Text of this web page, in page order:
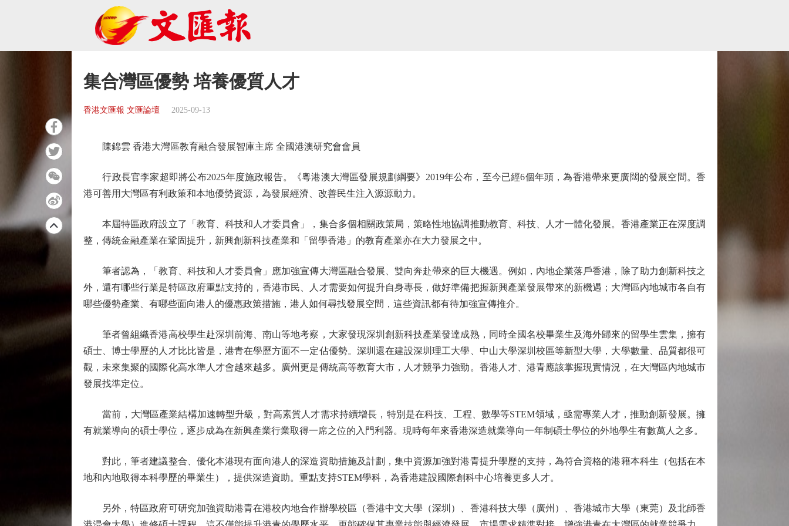
集合灣區優勢 培養優質人才
香港文匯報 文匯論壇 2025-09-13
陳錦雲 香港大灣區教育融合發展智庫主席 全國港澳研究會會員
行政長官李家超即將公布2025年度施政報告。《粵港澳大灣區發展規劃綱要》2019年公布，至今已經6個年頭，為香港帶來更廣闊的發展空間。香
港可善用大灣區有利政策和本地優勢資源，為發展經濟、改善民生注入源源動力。
本屆特區政府設立了「教育、科技和人才委員會」，集合多個相關政策局，策略性地協調推動教育、科技、人才一體化發展。香港產業正在深度調
整，傳統金融產業在鞏固提升，新興創新科技產業和「留學香港」的教育產業亦在大力發展之中。
筆者認為，「教育、科技和人才委員會」應加強宣傳大灣區融合發展、雙向奔赴帶來的巨大機遇。例如，內地企業落戶香港，除了助力創新科技之
外，還有哪些行業是特區政府重點支持的，香港市民、人才需要如何提升自身專長，做好準備把握新興產業發展帶來的新機遇；大灣區內地城市各自有
哪些優勢產業、有哪些面向港人的優惠政策措施，港人如何尋找發展空間，這些資訊都有待加強宣傳推介。
筆者曾組織香港高校學生赴深圳前海、南山等地考察，大家發現深圳創新科技產業發達成熟，同時全國名校畢業生及海外歸來的留學生雲集，擁有
碩士、博士學歷的人才比比皆是，港青在學歷方面不一定佔優勢。深圳還在建設深圳理工大學、中山大學深圳校區等新型大學，大學數量、品質都很可
觀，未來集聚的國際化高水準人才會越來越多。廣州更是傳統高等教育大市，人才競爭力強勁。香港人才、港青應該掌握現實情況，在大灣區內地城市
發展找準定位。
當前，大灣區產業結構加速轉型升級，對高素質人才需求持續增長，特別是在科技、工程、數學等STEM領域，亟需專業人才，推動創新發展。擁
有就業導向的碩士學位，逐步成為在新興產業行業取得一席之位的入門利器。現時每年來香港深造就業導向一年制碩士學位的外地學生有數萬人之多。
對此，筆者建議整合、優化本港現有面向港人的深造資助措施及計劃，集中資源加強對港青提升學歷的支持，為符合資格的港籍本科生（包括在本
地和內地取得本科學歷的畢業生），提供深造資助。重點支持STEM學科，為香港建設國際創科中心培養更多人才。
另外，特區政府可研究加強資助港青在港校內地合作辦學校區（香港中文大學（深圳）、香港科技大學（廣州）、香港城市大學（東莞）及北師香